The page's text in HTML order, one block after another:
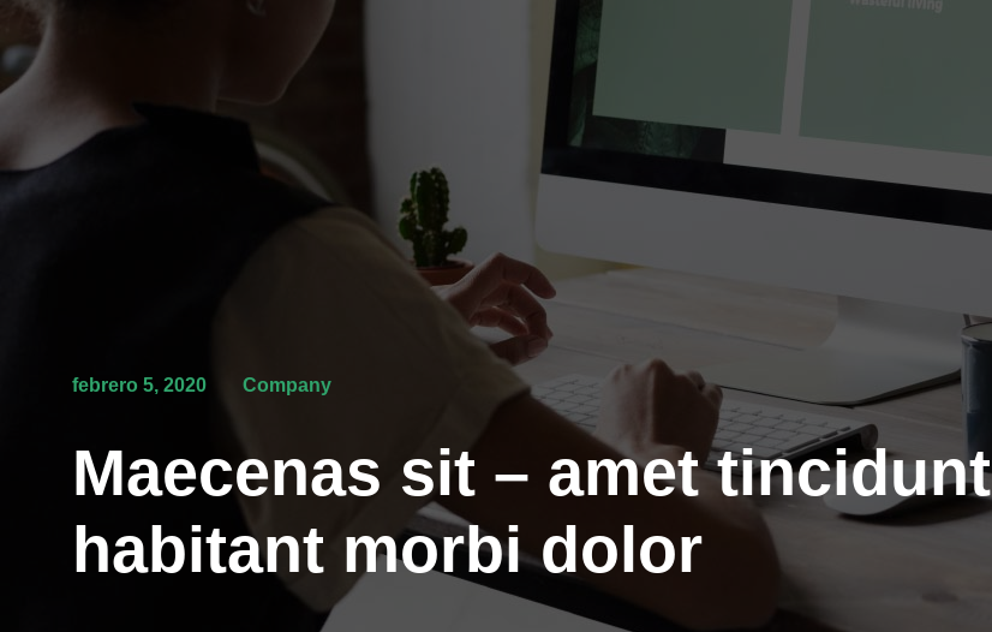
febrero 5, 2020 Company
Maecenas sit – amet tincidunt
habitant morbi dolor